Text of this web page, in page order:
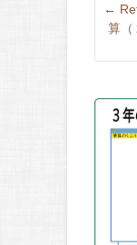
←
算（